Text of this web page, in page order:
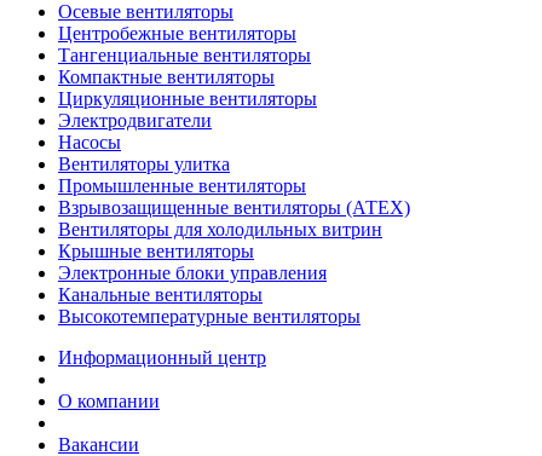
Осевые вентиляторы
Центробежные вентиляторы
Тангенциальные вентиляторы
Компактные вентиляторы
Циркуляционные вентиляторы
Электродвигатели
Насосы
Вентиляторы улитка
Промышленные вентиляторы
Взрывозащищенные вентиляторы (АТЕХ)
Вентиляторы для холодильных витрин
Крышные вентиляторы
Электронные блоки управления
Канальные вентиляторы
Высокотемпературные вентиляторы
Информационный центр
О компании
Вакансии